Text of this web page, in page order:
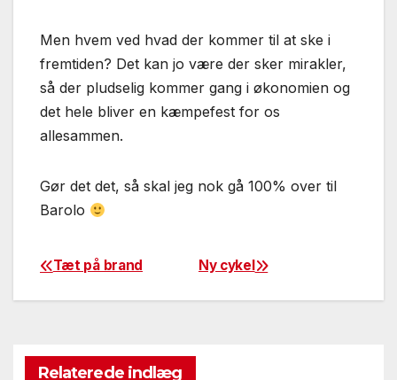
Men hvem ved hvad der kommer til at ske i
fremtiden? Det kan jo være der sker mirakler,
så der pludselig kommer gang i økonomien og
det hele bliver en kæmpefest for os
allesammen.
Gør det det, så skal jeg nok gå 100% over til
Barolo
Post
navigation
Ny cykel
Tæt på brand
Relaterede indlæg